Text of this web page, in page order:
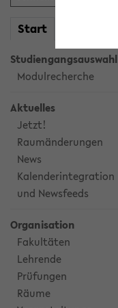
Start
Studiengangsauswahl
Modulrecherche
Aktuelles
Jetzt!
Raumänderungen
News
Kalenderintegration
und Newsfeeds
Organisation
Fakultäten
Lehrende
Prüfungen
Räume